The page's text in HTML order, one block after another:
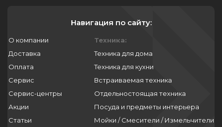
Навигация по сайту:
О компании
Доставка
Оплата
Сервис
Сервис-центры
Акции
Статьи
Техника:
Техника для дома
Техника для кухни
Встраиваемая техника
Отдельностоящая техника
Посуда и предметы интерьера
Мойки / Смесители / Измельчители